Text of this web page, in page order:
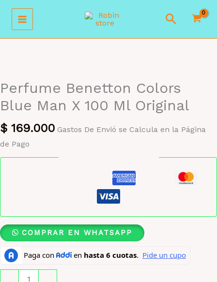
contenido
Buscar
Perfume Benetton Colors
Blue Man X 100 Ml Original
$ 169.000 Gastos De Envió se Calcula en la Página
de Pago
COMPRAR EN WHATSAPP
Perfume